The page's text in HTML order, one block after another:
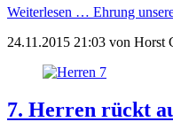
Weiterlesen … Ehrung
24.11.2015 21:03 von Horst
7. Herren rückt